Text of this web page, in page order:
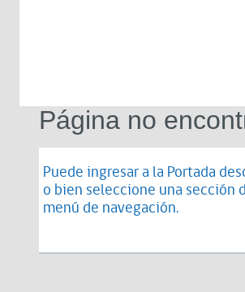
Página no
Puede ingresar a la Portada
o bien seleccione una sección
menú de navegación.